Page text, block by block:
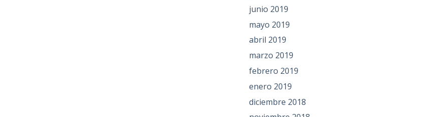
junio 2019
mayo 2019
abril 2019
marzo 2019
febrero 2019
enero 2019
diciembre 2018